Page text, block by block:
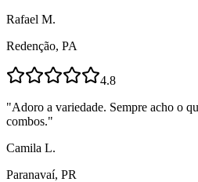
Rafael M.
Redenção, PA
4.8
"Adoro a variedade. Sempre acho o
combos."
Camila L.
Paranavaí, PR